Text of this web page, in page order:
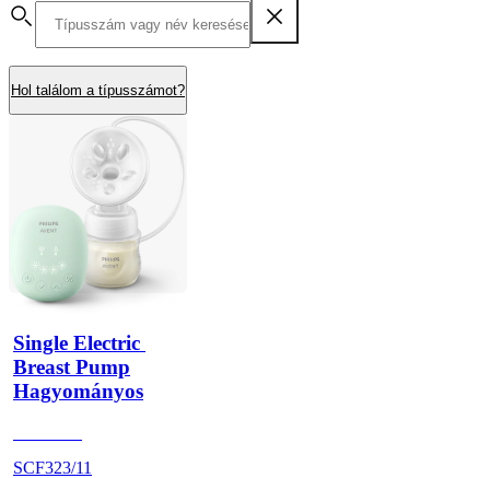
Hol találom a típusszámot?
Single Electric
Breast Pump
Hagyományos
SCF323/11